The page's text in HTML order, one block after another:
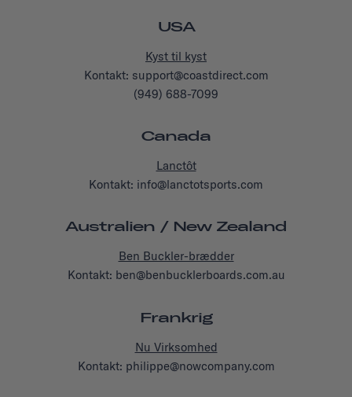
USA
Kyst til kyst
Kontakt: support@coastdirect.com
(949) 688-7099
Canada
Lanctôt
Kontakt: info@lanctotsports.com
Australien / New Zealand
Ben Buckler-brædder
Kontakt: ben@benbucklerboards.com.au
Frankrig
Nu Virksomhed
Kontakt: philippe@nowcompany.com